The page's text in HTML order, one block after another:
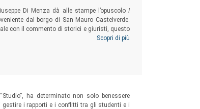
Di Menza dà alle stampe l’opuscolo I
dal borgo di San Mauro Castelverde.
con il commento di storici e giuristi, questo
sulle sue molteplici rappresentazioni e sulla
Scopri di più
ha determinato non solo benessere
i rapporti e i conflitti tra gli studenti e i